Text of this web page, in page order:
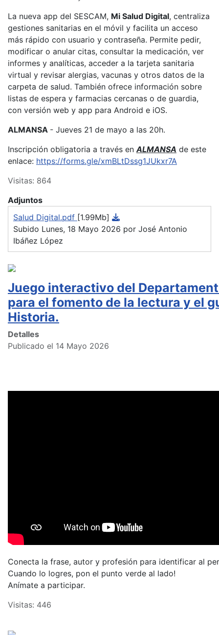
La nueva app del SESCAM, Mi Salud Digital, centraliza
gestiones sanitarias en el móvil y facilita un acceso
más rápido con usuario y contraseña. Permite pedir,
modificar o anular citas, consultar la medicación, ver
informes y analíticas, acceder a la tarjeta sanitaria
virtual y revisar alergias, vacunas y otros datos de la
carpeta de salud. También ofrece información sobre
listas de espera y farmacias cercanas o de guardia,
con versión web y app para Android e iOS.
ALMANSA - Jueves 21 de mayo a las 20h.
Inscripción obligatoria a través en ALMANSA de este
enlace: https://forms.gle/xmBLtDssg1JUkxr7A
Visitas: 864
Adjuntos
Salud Digital.pdf [1.99Mb]
Subido Lunes, 18 Mayo 2026 por José Antonio
Ibáñez López
Juego interactivo del
para el fomento de la lectura y el
Historia.
Detalles
Publicado el 14 Mayo 2026
Conecta la frase, autor y profesión para identificar al
Cuando lo logres, pon el punto verde al lado!
Anímate a participar.
Visitas: 446